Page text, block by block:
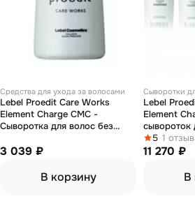
Средства для ухода за волосами
Lebel Proedit Care Works
Element Charge CMC -
Сыворотка для волос без
3 039 ₽
В корзину
Сыворотки
Lebel
Element
сывороток
"жизненная
(без
5 1 отзыв
11 270 ₽
В